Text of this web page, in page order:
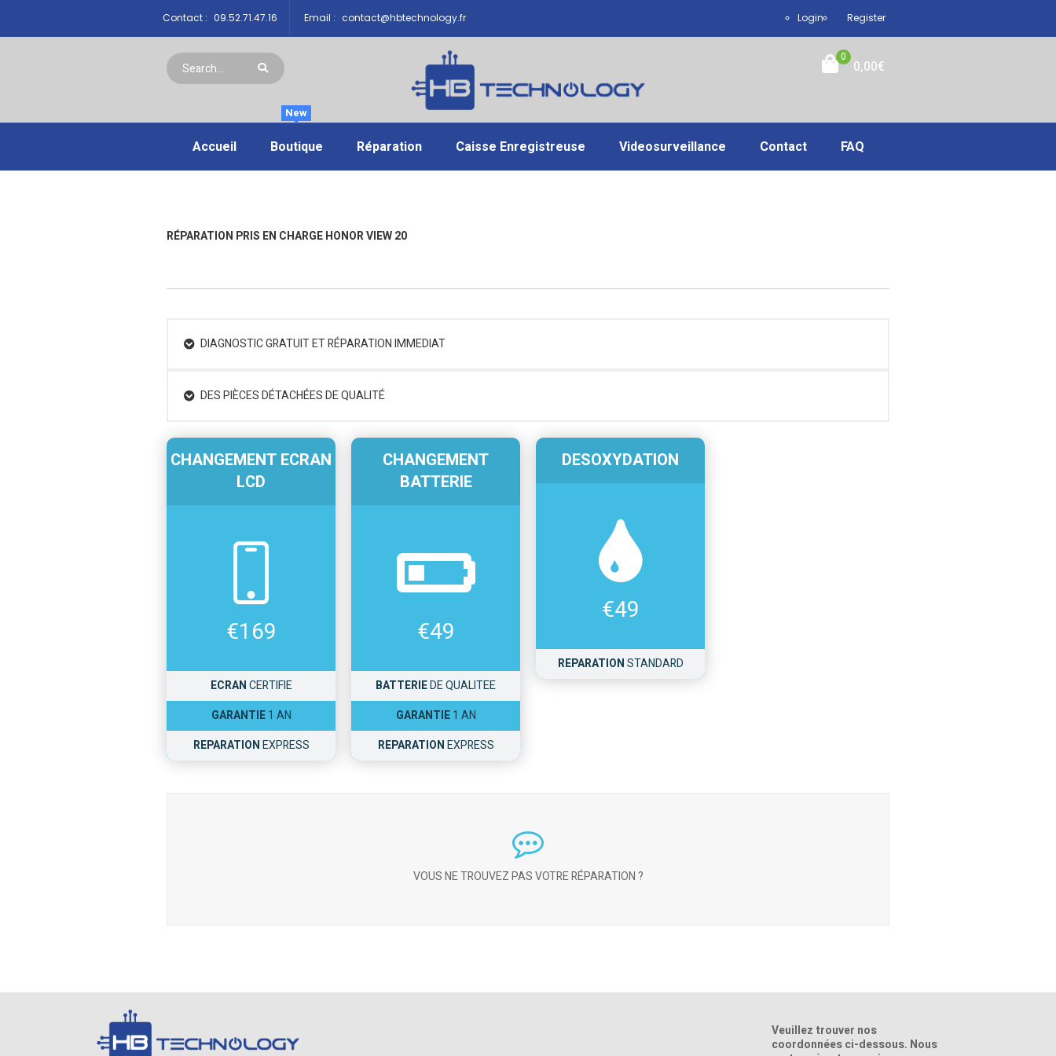
Contact : 09.52.71.47.16 Email : contact@hbtechnology.fr Login Register
0
0,00€
Accueil Boutique
New
Réparation Caisse Enregistreuse Videosurveillance Contact FAQ
RÉPARATION PRIS EN CHARGE HONOR VIEW 20
DIAGNOSTIC GRATUIT ET RÉPARATION IMMEDIAT
DES PIÈCES DÉTACHÉES DE QUALITÉ
CHANGEMENT ECRAN
LCD
€169
ECRANCERTIFIE
GARANTIE1 AN
REPARATIONEXPRESS
CHANGEMENT
BATTERIE
€49
BATTERIEDE QUALITEE
GARANTIE1 AN
REPARATIONEXPRESS
DESOXYDATION
€49
REPARATIONSTANDARD
VOUS NE TROUVEZ PAS VOTRE RÉPARATION ?
CONTACTEZ NOUS
Veuillez trouver nos
coordonnées ci-dessous. Nous